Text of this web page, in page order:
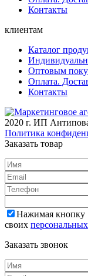
Контакты
клиентам
Каталог
Оптовым
Оплата.
Контакты
2020 г. ИП
Политика
Заказать товар
Нажимая кнопку
своих
Заказать звонок